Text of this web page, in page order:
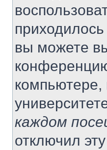
вы можете
компьютере,
каждом
отключил